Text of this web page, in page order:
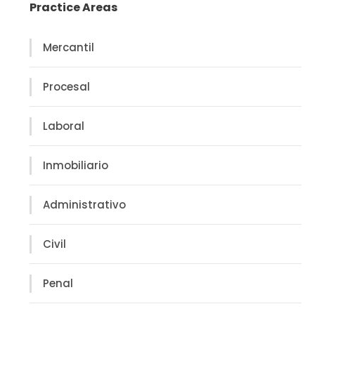
Practice Areas
Mercantil
Procesal
Laboral
Inmobiliario
Administrativo
Civil
Penal